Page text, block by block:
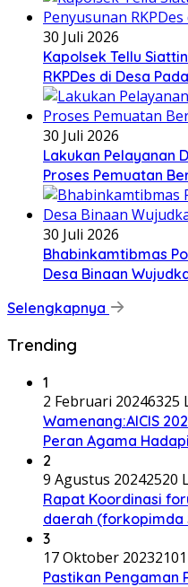
30 Juli 2026
Kapolsek Tellu
RKPDes di Desa
30 Juli 2026
Lakukan Pelayanan
Proses Pemuatan
30 Juli 2026
Bhabinkamtibmas
Desa Binaan
Selengkapnya
Trending
1
2 Februari 20246325
Wamenang:AICIS
Peran Agama
2
9 Agustus 20242520
Rapat Koordinasi
daerah (forkopimda
3
17 Oktober 2023
Pastikan Pengaman